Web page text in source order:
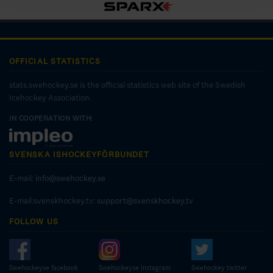
OFFICIAL STATISTICS
stats.swehockey.se is the official statistics web site of the Swedish
Icehockey Association.
IN COOPERATION WITH:
SVENSKA ISHOCKEYFÖRBUNDET
E-mail: info@swehockey.se
E-mail:svenskhockey.tv: support@svenskhockey.tv
FOLLOW US
Swehockeyse facebook Swehockeyse Instagram Swehockey twitter